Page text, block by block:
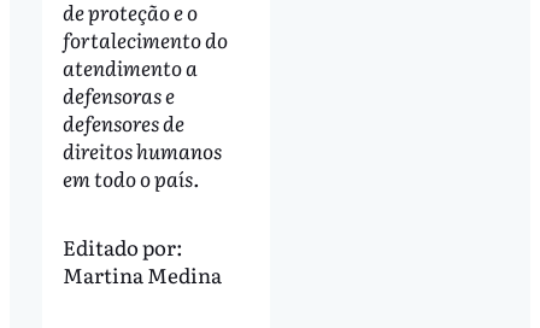
de proteção e o
fortalecimento do
atendimento a
defensoras e
defensores de
direitos humanos
em todo o país.
Editado por:
Martina Medina